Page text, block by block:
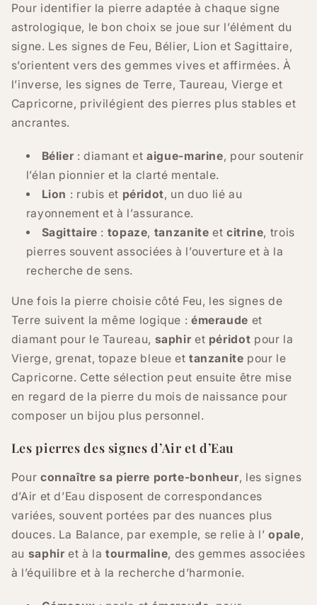
Pour identifier la pierre adaptée à chaque signe
astrologique, le bon choix se joue sur l’élément du
signe. Les signes de Feu, Bélier, Lion et Sagittaire,
s’orientent vers des gemmes vives et affirmées. À
l’inverse, les signes de Terre, Taureau, Vierge et
Capricorne, privilégient des pierres plus stables et
ancrantes.
Bélier : diamant etaigue-marine, pour soutenir
l’élan pionnier et la clarté mentale.
Lion : rubis et péridot, un duo lié au
rayonnement et à l’assurance.
Sagittaire : topaze, tanzanite et citrine, trois
pierres souvent associées à l’ouverture et à la
recherche de sens.
Une fois la pierre choisie côté Feu, les signes de
Terre suivent la même logique : émeraude et
diamant pour le Taureau, saphir et péridot pour la
Vierge, grenat, topaze bleue et tanzanite pour le
Capricorne. Cette sélection peut ensuite être mise
en regard de la pierre du mois de naissance pour
composer un bijou plus personnel.
Les pierres des signes d’Air et d’Eau
Pour connaître sa pierre porte-bonheur, les signes
d’Air et d’Eau disposent de correspondances
variées, souvent portées par des nuances plus
douces. La Balance, par exemple, se relie à l’opale,
au saphir et à latourmaline, des gemmes associées
à l’équilibre et à la recherche d’harmonie.